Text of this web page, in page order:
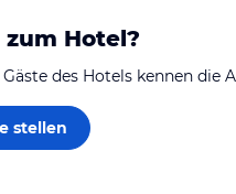
zum Hotel?
des Hotels kennen die
stellen